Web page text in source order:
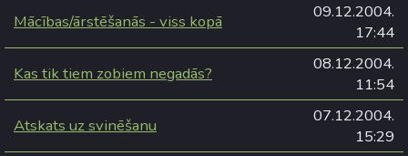
Mācības/ārstēšanās - viss kopā
09.12.2004.
17:44
Kas tik tiem zobiem negadās?
08.12.2004.
11:54
Atskats uz svinēšanu
07.12.2004.
15:29